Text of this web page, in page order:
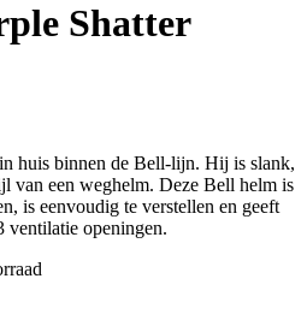
Shatter
huis binnen de Bell-lijn. Hij is slank,
van een weghelm. Deze Bell helm is
is eenvoudig te verstellen en geeft
ventilatie openingen.